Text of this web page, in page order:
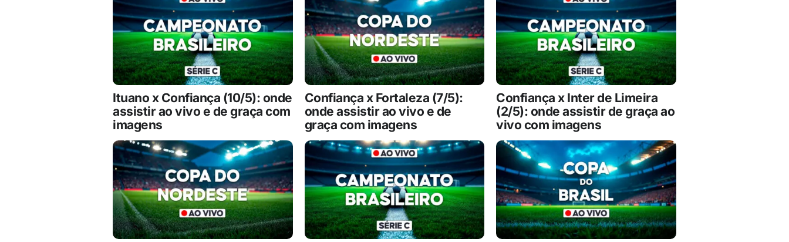
Ituano x Confiança (10/5): onde
assistir ao vivo e de graça com
imagens
Confiança x Fortaleza (7/5):
onde assistir ao vivo e de
graça com imagens
Confiança x Inter de Limeira
(2/5): onde assistir de graça ao
vivo com imagens